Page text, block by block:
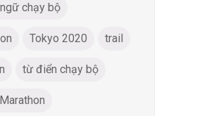
chạy bộ
Tokyo 2020 trail
từ điển chạy bộ